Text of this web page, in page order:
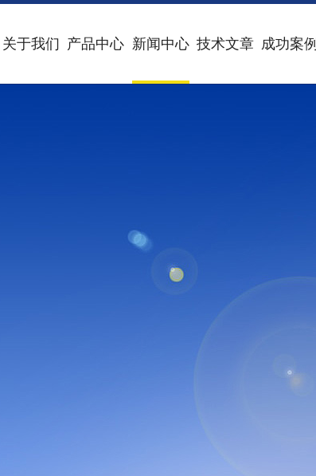
关于我们 产品中心 新闻中心 技术文章 成功案例